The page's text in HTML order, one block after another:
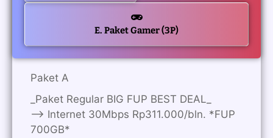
E. Paket Gamer (3P)
Paket A
_Paket Regular BIG FUP BEST DEAL_
—> Internet 30Mbps Rp311.000/bln. *FUP
700GB*